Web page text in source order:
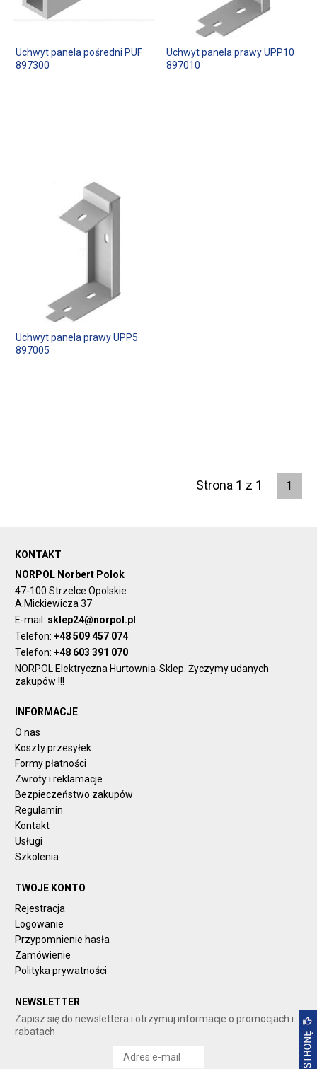
Uchwyt panela pośredni PUF
897300
Uchwyt panela prawy UPP10
897010
Uchwyt panela prawy UPP5
897005
Strona 1 z 1 1
KONTAKT
NORPOL Norbert Polok
47-100 Strzelce Opolskie
A.Mickiewicza 37
E-mail: sklep24@norpol.pl
Telefon:+48 509 457 074
Telefon:+48 603 391 070
NORPOL Elektryczna Hurtownia-Sklep. Życzymy udanych
zakupów !!!
INFORMACJE
O nas
Koszty przesyłek
Formy płatności
Zwroty i reklamacje
Bezpieczeństwo zakupów
Regulamin
Kontakt
Usługi
Szkolenia
TWOJE KONTO
Rejestracja
Logowanie
Przypomnienie hasła
Zamówienie
Polityka prywatności
NEWSLETTER
Zapisz się do newslettera i otrzymuj informacje o promocjach i
rabatach